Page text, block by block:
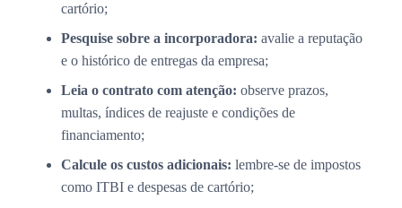
cartório;
Pesquise sobre a incorporadora: avalie a reputação
e o histórico de entregas da empresa;
Leia o contrato com atenção: observe prazos,
multas, índices de reajuste e condições de
financiamento;
Calcule os custos adicionais: lembre-se de impostos
como ITBI e despesas de cartório;